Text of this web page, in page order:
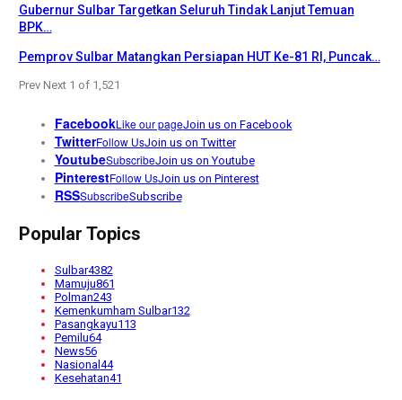
Gubernur Sulbar Targetkan Seluruh Tindak Lanjut Temuan
BPK…
Pemprov Sulbar Matangkan Persiapan HUT Ke-81 RI, Puncak…
Prev Next 1 of 1,521
FacebookLike our pageJoin us on Facebook
TwitterFollow UsJoin us on Twitter
YoutubeSubscribeJoin us on Youtube
PinterestFollow UsJoin us on Pinterest
RSSSubscribeSubscribe
Popular Topics
Sulbar4382
Mamuju861
Polman243
Kemenkumham Sulbar132
Pasangkayu113
Pemilu64
News56
Nasional 44
Kesehatan41